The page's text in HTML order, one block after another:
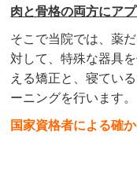
肉と骨格の両方にア
そこで当院では、薬
対して、特殊な器具
える矯正と、寝てい
ーニングを行います。
国家資格者による確